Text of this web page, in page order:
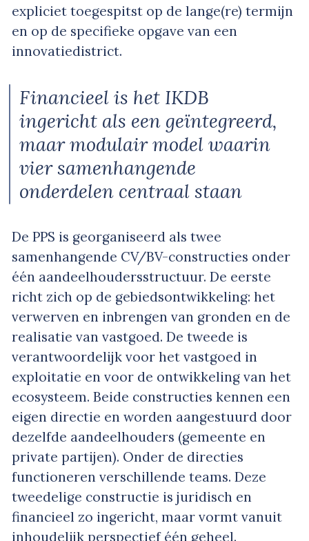
expliciet toegespitst op de lange(re) termijn
en op de specifieke opgave van een
innovatiedistrict.
Financieel is het IKDB
ingericht als een geïntegreerd,
maar modulair model waarin
vier samenhangende
onderdelen centraal staan
De PPS is georganiseerd als twee
samenhangende CV/BV-constructies onder
één aandeelhoudersstructuur. De eerste
richt zich op de gebiedsontwikkeling: het
verwerven en inbrengen van gronden en de
realisatie van vastgoed. De tweede is
verantwoordelijk voor het vastgoed in
exploitatie en voor de ontwikkeling van het
ecosysteem. Beide constructies kennen een
eigen directie en worden aangestuurd door
dezelfde aandeelhouders (gemeente en
private partijen). Onder de directies
functioneren verschillende teams. Deze
tweedelige constructie is juridisch en
financieel zo ingericht, maar vormt vanuit
inhoudelijk perspectief één geheel.